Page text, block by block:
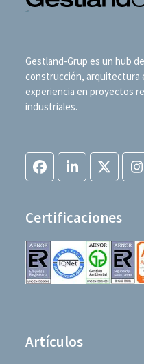
Gestland-Grup es un hub
construcción, arquitectura
experiencia en proyectos
industriales.
FacebookLinkedInTwitter
Certificaciones
Artículos